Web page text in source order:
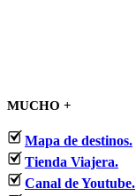
MUCHO +
Mapa de destinos.
Tienda Viajera.
Canal de Youtube.